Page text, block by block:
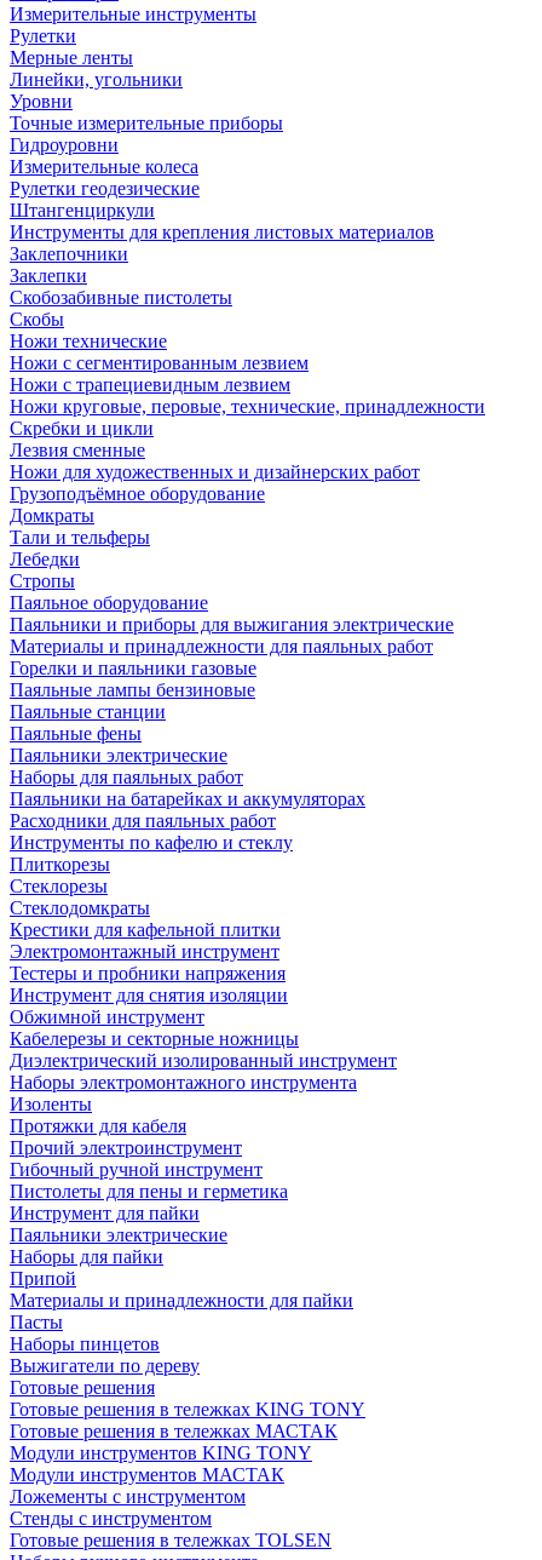
Измерительные инструменты
Рулетки
Мерные ленты
Линейки, угольники
Уровни
Точные измерительные приборы
Гидроуровни
Измерительные колеса
Рулетки геодезические
Штангенциркули
Инструменты для крепления листовых материалов
Заклепочники
Заклепки
Скобозабивные пистолеты
Скобы
Ножи технические
Ножи с сегментированным лезвием
Ножи с трапециевидным лезвием
Ножи круговые, перовые, технические, принадлежности
Скребки и цикли
Лезвия сменные
Ножи для художественных и дизайнерских работ
Грузоподъёмное оборудование
Домкраты
Тали и тельферы
Лебедки
Стропы
Паяльное оборудование
Паяльники и приборы для выжигания электрические
Материалы и принадлежности для паяльных работ
Горелки и паяльники газовые
Паяльные лампы бензиновые
Паяльные станции
Паяльные фены
Паяльники электрические
Наборы для паяльных работ
Паяльники на батарейках и аккумуляторах
Расходники для паяльных работ
Инструменты по кафелю и стеклу
Плиткорезы
Стеклорезы
Стеклодомкраты
Крестики для кафельной плитки
Электромонтажный инструмент
Тестеры и пробники напряжения
Инструмент для снятия изоляции
Обжимной инструмент
Кабелерезы и секторные ножницы
Диэлектрический изолированный инструмент
Наборы электромонтажного инструмента
Изоленты
Протяжки для кабеля
Прочий электроинструмент
Гибочный ручной инструмент
Пистолеты для пены и герметика
Инструмент для пайки
Паяльники электрические
Наборы для пайки
Припой
Материалы и принадлежности для пайки
Пасты
Наборы пинцетов
Выжигатели по дереву
Готовые решения
Готовые решения в тележках KING TONY
Готовые решения в тележках МАСТАК
Модули инструментов KING TONY
Модули инструментов МАСТАК
Ложементы с инструментом
Стенды с инструментом
Готовые решения в тележках TOLSEN